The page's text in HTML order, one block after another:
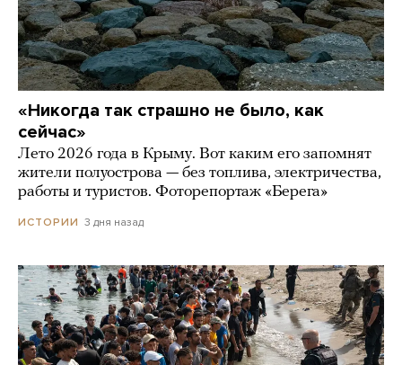
«Никогда так страшно не было, как
сейчас»
Лето 2026 года в Крыму. Вот каким его запомнят
жители полуострова — без топлива, электричества,
работы и туристов. Фоторепортаж «Берега»
ИСТОРИИ 3 дня назад